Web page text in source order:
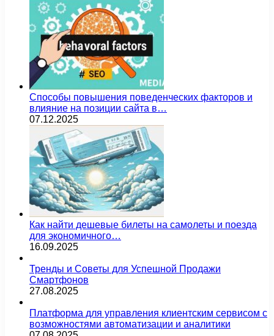
Способы повышения поведенческих факторов и
влияние на позиции сайта в…
07.12.2025
Как найти дешевые билеты на самолеты и поезда
для экономичного…
16.09.2025
Тренды и Советы для Успешной Продажи
Смартфонов
27.08.2025
Платформа для управления клиентским сервисом с
возможностями автоматизации и аналитики